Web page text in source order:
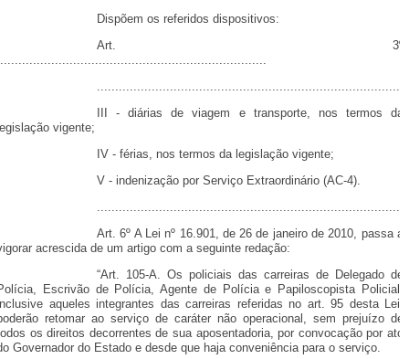
Dispõem os referidos dispositivos:
Art. 3º
III - diárias de viagem e transporte, nos termos da
vigente;
IV - férias, nos termos da legislação vigente;
V - indenização por Serviço Extraordinário (AC-4).
Art. 6º A Lei nº 16.901, de 26 de janeiro de 2010, passa a
acrescida de um artigo com a seguinte redação:
“Art. 105-A. Os policiais das carreiras de Delegado de
Escrivão de Polícia, Agente de Polícia e Papiloscopista Policial,
aqueles integrantes das carreiras referidas no art. 95 desta Lei,
retomar ao serviço de caráter não operacional, sem prejuízo de
os direitos decorrentes de sua aposentadoria, por convocação por ato
Governador do Estado e desde que haja conveniência para o serviço.